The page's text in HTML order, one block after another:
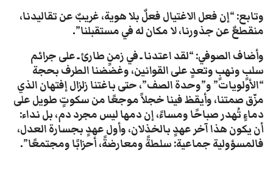
وتابع: “إن فعل الاغتيال فعلٌ بلا هوية، غريبٌ عن تقاليدنا،
منقطعٌ عن جذورنا، لا مكان له في مستقبلنا”.
وأضاف الصوفي: “لقد اعتدنا ـ في زمنٍ طارئ ـ على جرائم
سلبٍ ونهبٍ وتعدٍ على القوانين، وغضضنا الطرف بحجة
“الأولويات” و”وحدة الصف”، حتى باغتنا زلزال إفتهان الذي
مزّق صمتنا، وأيقظ فينا خجلاً موجعًا من سكوتٍ طويل على
دماءٍ تُهدر صباحًا ومساءً، إن دمها ليس مجرد دم، بل نداء:
أن يكون هذا آخر عهدٍ بالخذلان، وأول عهدٍ بجسارة العدل،
فالمسؤولية جماعية: سلطةً ومعارضةً، أحزابًا ومجتمعًا”.